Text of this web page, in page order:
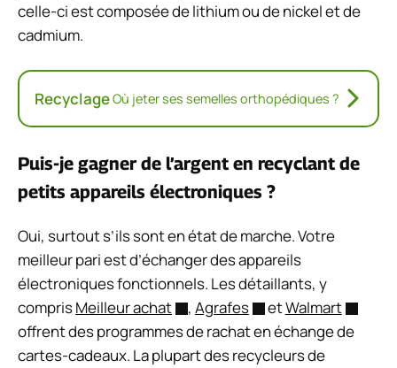
celle-ci est composée de lithium ou de nickel et de
cadmium.
RecyclageOù jeter ses semelles orthopédiques ?
Puis-je gagner de l’argent en recyclant de
petits appareils électroniques ?
Oui, surtout s’ils sont en état de marche. Votre
meilleur pari est d’échanger des appareils
électroniques fonctionnels. Les détaillants, y
comprisMeilleur achat , Agrafes etWalmart
offrent des programmes de rachat en échange de
cartes-cadeaux. La plupart des recycleurs de